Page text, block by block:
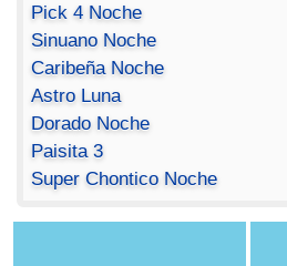
Pick 4 Noche
Sinuano Noche
Caribeña Noche
Astro Luna
Dorado Noche
Paisita 3
Super Chontico Noche